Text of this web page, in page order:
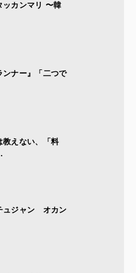
ッカンマリ 〜韓
ンナー』「二つで
教えない、「料
ュジャン オカン